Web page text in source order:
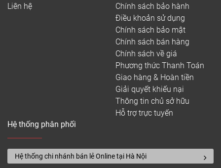
Liên hệ
Chính sách bảo hành
Điều khoản sử dụng
Chính sách bảo mật
Chính sách bán hàng
Chính sách về giá
Phương thức Thanh Toán
Giao hàng & Hoàn tiền
Giải quyết khiếu nại
Thông tin chủ sở hữu
Hỗ trợ trực tuyến
Hệ thống phân phối
Hệ thống chi nhánh bán lẻ Online tại Hà Nội